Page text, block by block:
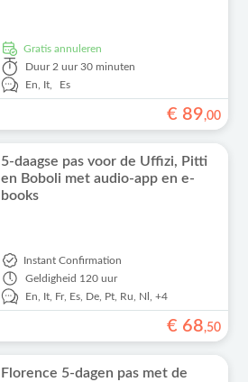
Gratis annuleren
Duur 2 uur 30 minuten
En,
It, Es
€ 89,00
5-daagse pas voor de Uffizi, Pitti
en Boboli met audio-app en e-
books
Instant Confirmation
Geldigheid 120 uur
En,
It, Fr, Es, De, Pt, Ru, Nl, +4
€ 68,50
Florence 5-dagen pas met de